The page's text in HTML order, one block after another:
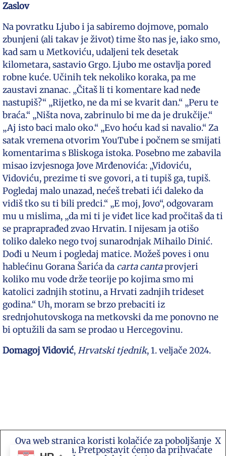
Zaslov
Na povratku Ljubo i ja sabiremo dojmove, pomalo
zbunjeni (ali takav je život) time što nas je, iako smo,
kad sam u Metkoviću, udaljeni tek desetak
kilometara, sastavio Grgo. Ljubo me ostavlja pored
robne kuće. Učinih tek nekoliko koraka, pa me
zaustavi znanac. „Čitaš li ti komentare kad neđe
nastupiš?“ „Rijetko, ne da mi se kvarit dan.“ „Peru te
braća.“ „Ništa nova, zabrinulo bi me da je drukčije.“
„Aj isto baci malo oko.“ „Evo hoću kad si navalio.“ Za
satak vremena otvorim YouTube i počnem se smijati
komentarima s Bliskoga istoka. Posebno me zabavila
misao izvjesnoga Jove Mrđenovića: „Vidoviću,
Vidoviću, prezime ti sve govori, a ti tupiš ga, tupiš.
Pogledaj malo unazad, nećeš trebati ići daleko da
vidiš tko su ti bili predci.“ „E moj, Jovo“, odgovaram
mu u mislima, „da mi ti je viđet lice kad pročitaš da ti
se prapraprađed zvao Hrvatin. I nijesam ja otišo
toliko daleko nego tvoj sunarodnjak Mihailo Dinić.
Dođi u Neum i pogledaj matice. Možeš poves i onu
hablećinu Gorana Šarića da carta cantaprovjeri
koliko mu vode drže teorije po kojima smo mi
katolici zadnjih stotinu, a Hrvati zadnjih trideset
godina.“ Uh, moram se brzo prebaciti iz
srednjohutovskoga na metkovski da me ponovno ne
bi optužili da sam se prodao u Hercegovinu.
Domagoj Vidović,Hrvatski tjednik, 1. veljače 2024.
Kontakt e-mail: akademija.art@gmail.com •
Akademija Art Zagreb • Hrvatska stranica za
Ova web stranica koristi kolačiće za poboljšanje
vašeg iskustva. Pretpostavit ćemo da prihvaćate
X